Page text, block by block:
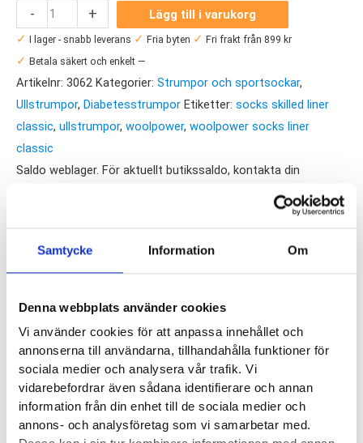
Samtycke Information Om
Denna webbplats använder cookies
Vi använder cookies för att anpassa innehållet och
annonserna till användarna, tillhandahålla funktioner för
sociala medier och analysera vår trafik. Vi
vidarebefordrar även sådana identifierare och annan
information från din enhet till de sociala medier och
annons- och analysföretag som vi samarbetar med.
-
Woolpower
Socks
Liner
Classic
mängd
+
Lägg till i varukorg
✓
I lager - snabb leverans ✓ Fria byten ✓ Fri frakt från 899 kr
✓ Betala säkert och enkelt —
Artikelnr: 3062 Kategorier: Strumpor och sportsockar,
Ullstrumpor, Diabetesstrumpor Etiketter: socks skilled liner
classic, ullstrumpor, woolpower, woolpower socks liner
classic
Saldo weblager. För aktuellt butikssaldo, kontakta din
sitter tight och skönt mot foten. Woolpower Liner Socks bär
du närmast huden, detta för att merinoullens alla egenskaper
ska komma till nytta. Önskar du öka isoleringen och ha ännu
mer värme kan du dra på dig fler lager med sockor.
Alla Woolpowersockor tillverkas hela vägen från garn till
färdig produkt i Woolpowers fabrik i Östersund.